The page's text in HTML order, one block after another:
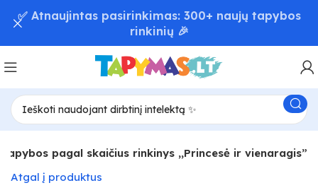
Tapybos pagal skaičius rinkinys ,,Princesė ir vienaragis”
Atgal į produktus
📦 Greitas užsakymų pristatymas – iki 48 val! 🚚